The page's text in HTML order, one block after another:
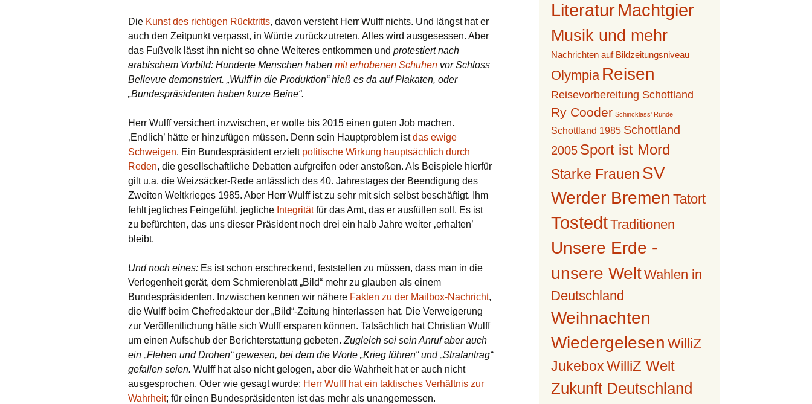
Die Kunst des richtigen Rücktritts, davon versteht Herr Wulff nichts. Und längst hat er
auch den Zeitpunkt verpasst, in Würde zurückzutreten. Alles wird ausgesessen. Aber
das Fußvolk lässt ihn nicht so ohne Weiteres entkommen und protestiert nach
arabischem Vorbild: Hunderte Menschen haben mit erhobenen Schuhen vor Schloss
Bellevue demonstriert. „Wulff in die Produktion“ hieß es da auf Plakaten, oder
„Bundespräsidenten haben kurze Beine“.
Herr Wulff versichert inzwischen, er wolle bis 2015 einen guten Job machen.
‚Endlich’ hätte er hinzufügen müssen. Denn sein Hauptproblem istdas ewige
Schweigen. Ein Bundespräsident erzielt politische Wirkung hauptsächlich durch
Reden, die gesellschaftliche Debatten aufgreifen oder anstoßen. Als Beispiele hierfür
gilt u.a. die Weizsäcker-Rede anlässlich des 40. Jahrestages der Beendigung des
Zweiten Weltkrieges 1985. Aber Herr Wulff ist zu sehr mit sich selbst beschäftigt. Ihm
fehlt jegliches Feingefühl, jegliche Integritätfür das Amt, das er ausfüllen soll. Es ist
zu befürchten, das uns dieser Präsident noch drei ein halb Jahre weiter ‚erhalten’
bleibt.
Und noch eines: Es ist schon erschreckend, feststellen zu müssen, dass man in die
Verlegenheit gerät, dem Schmierenblatt „Bild“ mehr zu glauben als einem
Bundespräsidenten. Inzwischen kennen wir nähere Fakten zu der Mailbox-Nachricht,
die Wulff beim Chefredakteur der „Bild“-Zeitung hinterlassen hat. Die Verweigerung
zur Veröffentlichung hätte sich Wulff ersparen können. Tatsächlich hat Christian Wulff
um einen Aufschub der Berichterstattung gebeten. Zugleich sei sein Anruf aber auch
ein „Flehen und Drohen“ gewesen, bei dem die Worte „Krieg führen“ und „Strafantrag“
gefallen seien. Wulff hat also nicht gelogen, aber die Wahrheit hat er auch nicht
ausgesprochen. Oder wie gesagt wurde: Herr Wulff hat ein taktisches Verhältnis zur
Wahrheit; für einen Bundespräsidenten ist das mehr als unangemessen.
LiteraturMachtgier
Musik und mehr
Nachrichten auf Bildzeitungsniveau
Olympia Reisen
Reisevorbereitung Schottland
Ry Cooder Schincklass' Runde
Schottland 1985 Schottland
2005 Sport ist Mord
Starke Frauen SV
Werder Bremen Tatort
TostedtTraditionen
Unsere Erde -
unsere WeltWahlen in
Deutschland
Weihnachten
Wiedergelesen WilliZ
Jukebox WilliZ Welt
Zukunft Deutschland